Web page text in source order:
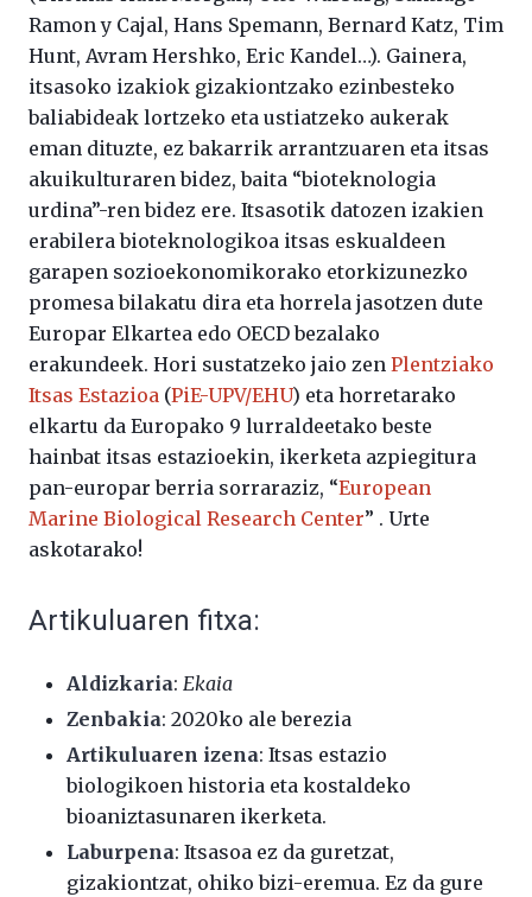
Ramon y Cajal, Hans Spemann, Bernard Katz, Tim
Hunt, Avram Hershko, Eric Kandel…). Gainera,
itsasoko izakiok gizakiontzako ezinbesteko
baliabideak lortzeko eta ustiatzeko aukerak
eman dituzte, ez bakarrik arrantzuaren eta itsas
akuikulturaren bidez, baita “bioteknologia
urdina”-ren bidez ere. Itsasotik datozen izakien
erabilera bioteknologikoa itsas eskualdeen
garapen sozioekonomikorako etorkizunezko
promesa bilakatu dira eta horrela jasotzen dute
Europar Elkartea edo OECD bezalako
erakundeek. Hori sustatzeko jaio zen Plentziako
Itsas Estazioa (PiE-UPV/EHU) eta horretarako
elkartu da Europako 9 lurraldeetako beste
hainbat itsas estazioekin, ikerketa azpiegitura
pan-europar berria sorraraziz, “European
Marine Biological Research Center” . Urte
askotarako!
Artikuluaren fitxa:
Aldizkaria: Ekaia
Zenbakia: 2020ko ale berezia
Artikuluaren izena: Itsas estazio
biologikoen historia eta kostaldeko
bioaniztasunaren ikerketa.
Laburpena: Itsasoa ez da guretzat,
gizakiontzat, ohiko bizi-eremua. Ez da gure